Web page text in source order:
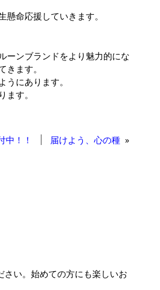
命応援していきます。
ーンブランドをより魅力的にな
ます。
にあります。
す。
中！！ 届けよう、心の種 »
い。始めての方にも楽しいお